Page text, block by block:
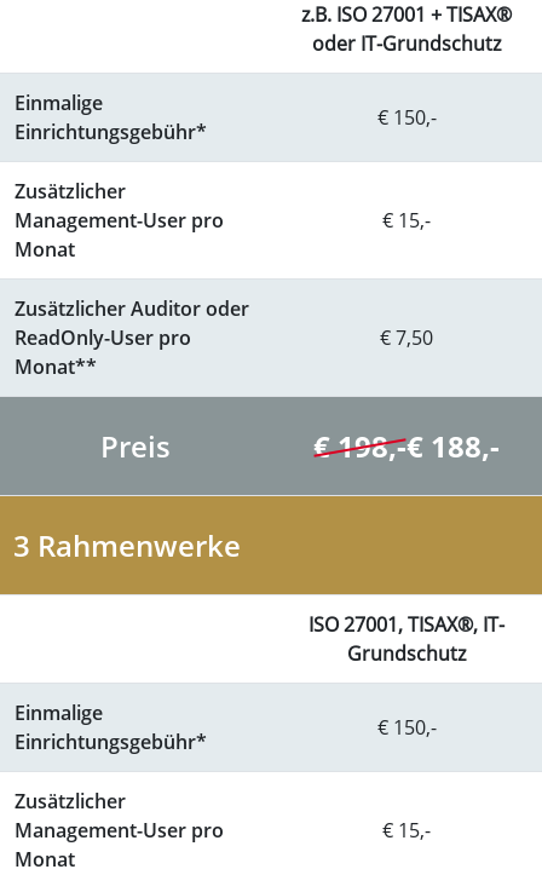
z.B. ISO 27001 + TISAX®
oder IT-Grundschutz
Einmalige
Einrichtungsgebühr*
€ 150,-
Zusätzlicher
Management-User pro
Monat
€ 15,-
Zusätzlicher Auditor oder
ReadOnly-User pro
Monat**
€ 7,50
Preis € 198,-€ 188,-
3 Rahmenwerke
ISO 27001, TISAX®, IT-
Grundschutz
Einmalige
Einrichtungsgebühr*
€ 150,-
Zusätzlicher
Management-User pro
Monat
€ 15,-